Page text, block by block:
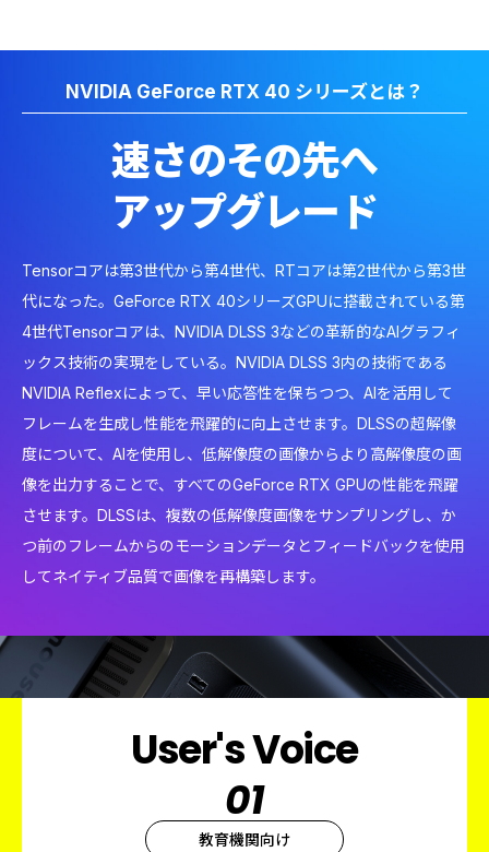
NVIDIA GeForce RTX 40 シリーズとは？
速さのその先へ
アップグレード
Tensorコアは第3世代から第4世代、RTコアは第2世代から第3世
代になった。GeForce RTX 40シリーズGPUに搭載されている第
4世代Tensorコアは、NVIDIA DLSS 3などの革新的なAIグラフィ
ックス技術の実現をしている。NVIDIA DLSS 3内の技術である
NVIDIA Reflexによって、早い応答性を保ちつつ、AIを活用して
フレームを生成し性能を飛躍的に向上させます。DLSSの超解像
度について、AIを使用し、低解像度の画像からより高解像度の画
像を出力することで、すべてのGeForce RTX GPUの性能を飛躍
させます。DLSSは、複数の低解像度画像をサンプリングし、か
つ前のフレームからのモーションデータとフィードバックを使用
してネイティブ品質で画像を再構築します。
User's Voice
01
教育機関向け